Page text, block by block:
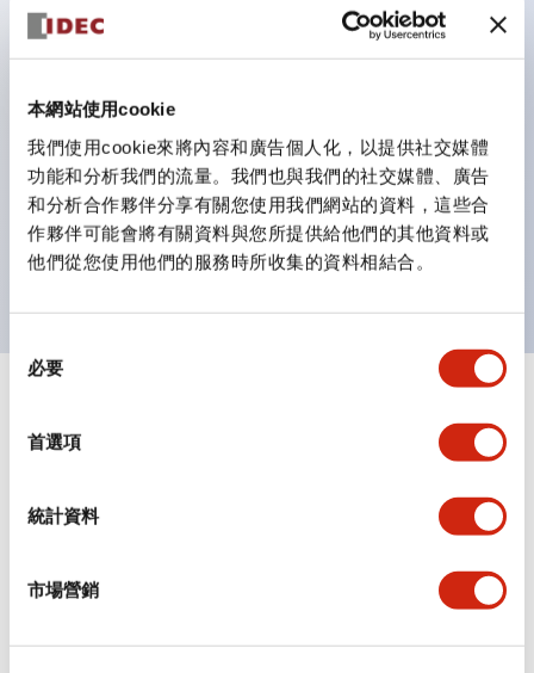
本網站使用cookie
我們使用cookie來將內容和廣告個人化，以提供社交媒體
功能和分析我們的流量。我們也與我們的社交媒體、廣告
和分析合作夥伴分享有關您使用我們網站的資料，這些合
作夥伴可能會將有關資料與您所提供給他們的其他資料或
他們從您使用他們的服務時所收集的資料相結合。
必要
首選項
統計資料
市場營銷
完整支援全球各地需求的多種電壓規格。
顏色。
支援色彩通用設計（CUD）：可清楚辨識正方平頭形指
示燈的亮燈/熄燈狀態，以及點燈時的顏色識別。
符合 ISO 3864-4 安全色規範：在危險或緊急狀況下，
顏色表現更明確鮮明，便於更多人識別。
電氣規範（額定照明部分）
環境規範